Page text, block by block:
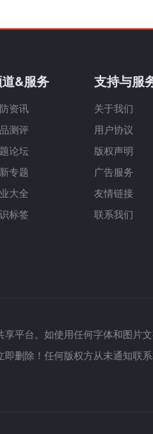
&服务
资讯
测评
论坛
专题
大全
标签
支持与服
关于我们
用户协议
版权声明
广告服务
友情链接
联系我们
平台。如使用任何字体和图
删除！任何版权方从未通知